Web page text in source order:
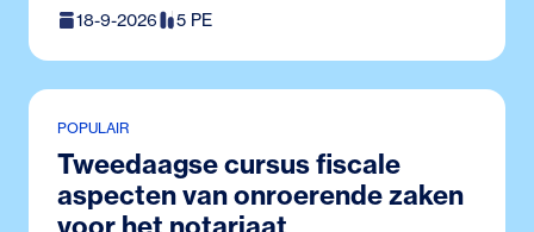
18-9-2026 5 PE
POPULAIR
Tweedaagse cursus fiscale
aspecten van onroerende zaken